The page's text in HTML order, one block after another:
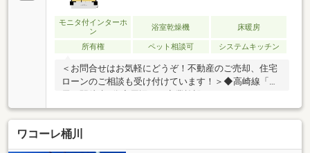
モニタ付インターホ
ン
浴室乾燥機 床暖房
所有権 ペット相談可 システムキッチン
＜お問合せはお気軽にどうぞ！不動産のご売却、住宅
ローンのご相談も受け付けています！＞◆高崎線「上
ビニ等有り、生活に便利！◆2019年築物件◆オートロ
ック・防犯カメラで防犯面安心◆宅配ボックス有り◆
ペット飼育可（細則有）、ペット足洗い場有り◆駐車
場・駐輪場・バイク置場有り（但し空き状況要確認）
ワコーレ桶川